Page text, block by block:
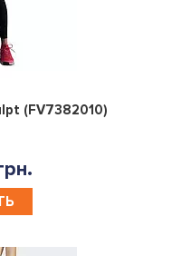
0
(FV7382010)